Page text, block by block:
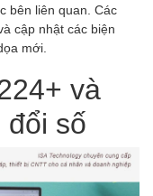
bên liên quan. Các
cập nhật các biện
mới.
và
số